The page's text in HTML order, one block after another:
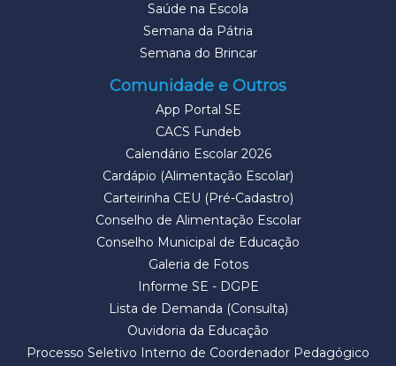
Saúde na Escola
Semana da Pátria
Semana do Brincar
Comunidade e Outros
App Portal SE
CACS Fundeb
Calendário Escolar 2026
Cardápio (Alimentação Escolar)
Carteirinha CEU (Pré-Cadastro)
Conselho de Alimentação Escolar
Conselho Municipal de Educação
Galeria de Fotos
Informe SE - DGPE
Lista de Demanda (Consulta)
Ouvidoria da Educação
Processo Seletivo Interno de Coordenador Pedagógico